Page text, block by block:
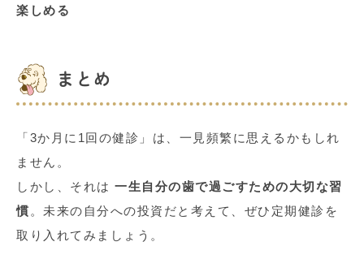
楽しめる
まとめ
「3か月に 1回の健診」は、一見頻繁に思えるかもしれ
ません。
しかし、それは 一生自分の歯で過ごすための大切な習
慣 。未来の自分への投資だと考えて、ぜひ定期健診を
取り入れてみましょう。